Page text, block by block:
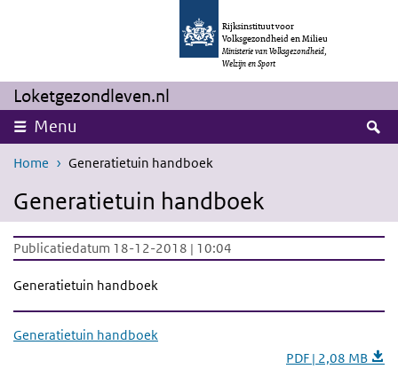
Overslaan en naar de inhoud gaan
Rijksinstituut voor
Volksgezondheid en Milieu
Ministerie van Volksgezondheid,
Welzijn en Sport
Loketgezondleven.nl
Menu
Home Generatietuin handboek
Generatietuin handboek
Publicatiedatum 18-12-2018 | 10:04
Generatietuin handboek
Generatietuin handboek
PDF | 2,08 MB